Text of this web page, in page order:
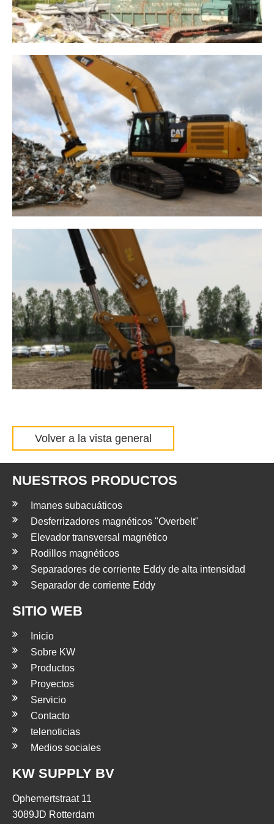
Volver a la vista general
NUESTROS PRODUCTOS
Imanes subacuáticos
Desferrizadores magnéticos "Overbelt"
Elevador transversal magnético
Rodillos magnéticos
Separadores de corriente Eddy de alta intensidad
Separador de corriente Eddy
SITIO WEB
Inicio
Sobre KW
Productos
Proyectos
Servicio
Contacto
telenoticias
Medios sociales
KW SUPPLY BV
Ophemertstraat 11
3089JD Rotterdam